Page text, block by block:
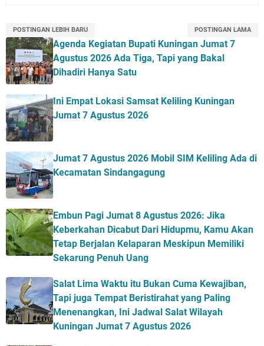
POSTINGAN LEBIH BARU POSTINGAN LAMA
Agenda Kegiatan Bupati Kuningan Jumat 7
Agustus 2026 Ada Tiga, Tapi yang Bakal
Dihadiri Hanya Satu
Ini Empat Lokasi Samsat Keliling Kuningan
Jumat 7 Agustus 2026
Jumat 7 Agustus 2026 Mobil SIM Keliling Ada di
Kecamatan Sindangagung
Embun Pagi Jumat 8 Agustus 2026: Jika
Keberkahan Dicabut Dari Hidupmu, Kamu Akan
Tetap Berjalan Kelaparan Meskipun Memiliki
Sekarung Penuh Uang
Salat Lima Waktu itu Bukan Cuma Kewajiban,
Tapi juga Tempat Beristirahat yang Paling
Menenangkan, Ini Jadwal Salat Wilayah
Kuningan Jumat 7 Agustus 2026